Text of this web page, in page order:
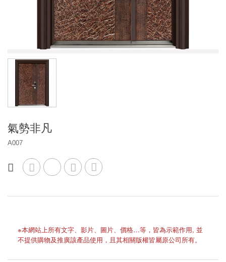
氣勢非凡
A007
※本網站上所有文字、影片、圖片、價格…等，皆為示範作用, 並
不提供購物及推廣該產品使用，且其相關版權皆屬原公司所有。